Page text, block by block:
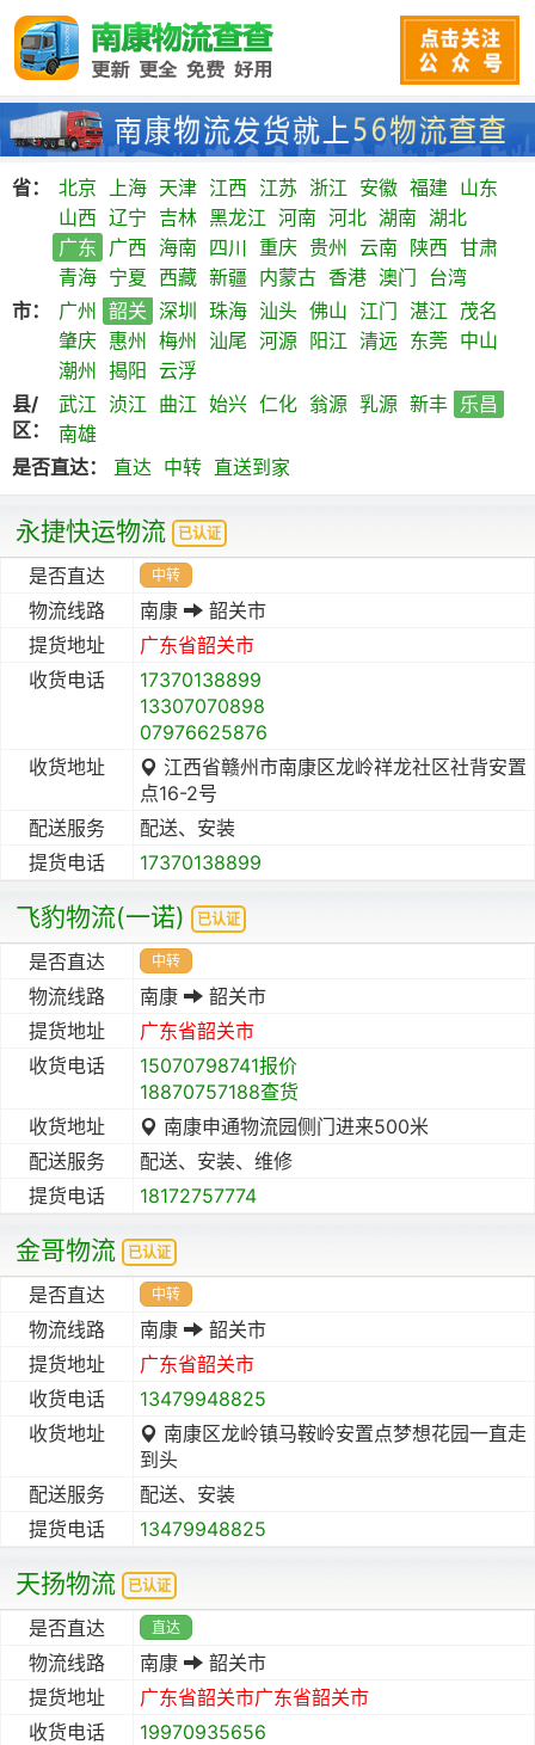
省： 北京 上海 天津 江西 江苏 浙江 安徽 福建 山东
山西 辽宁 吉林 黑龙江 河南 河北 湖南 湖北
广东 广西 海南 四川 重庆 贵州 云南 陕西 甘肃
青海 宁夏 西藏 新疆 内蒙古 香港 澳门 台湾
市：
广州 韶关 深圳 珠海 汕头 佛山 江门 湛江 茂名
肇庆 惠州 梅州 汕尾 河源 阳江 清远 东莞 中山
潮州 揭阳 云浮
县/
区：
武江 浈江 曲江 始兴 仁化 翁源 乳源 新丰 乐昌
南雄
是否直达：
直达 中转 直送到家
永捷快运物流 已认证
是否直达 中转
物流线路 南康
韶关市
提货地址
广东省韶关市
收货电话
17370138899
13307070898
07976625876
收货地址
江西省赣州市南康区龙岭祥龙社区社背安置
点16-2号
配送服务
配送、安装
提货电话
17370138899
飞豹物流(一诺) 已认证
是否直达 中转
物流线路 南康
韶关市
提货地址
广东省韶关市
收货电话
15070798741报价
18870757188查货
收货地址
南康申通物流园侧门进来500米
配送服务
配送、安装、维修
提货电话
18172757774
金哥物流 已认证
是否直达 中转
物流线路 南康
韶关市
提货地址
广东省韶关市
收货电话
13479948825
收货地址
南康区龙岭镇马鞍岭安置点梦想花园一直走
到头
配送服务
配送、安装
提货电话
13479948825
天扬物流 已认证
是否直达 直达
物流线路 南康
韶关市
提货地址
广东省韶关市广东省韶关市
收货电话
19970935656